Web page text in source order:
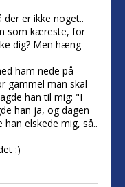
der er ikke noget..
som kæreste, for
dig? Men hæng
ham nede på
gammel man skal
han til mig: "I
han ja, og dagen
elskede mig, så..
:)